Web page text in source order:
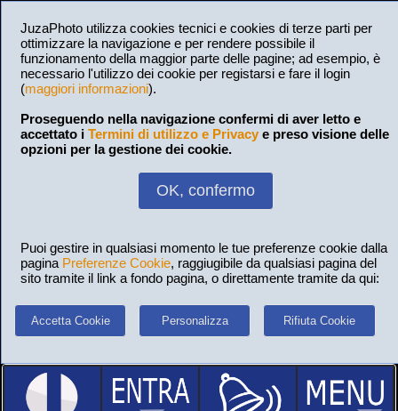
JuzaPhoto utilizza cookies tecnici e cookies di terze parti per
ottimizzare la navigazione e per rendere possibile il
funzionamento della maggior parte delle pagine; ad esempio, è
necessario l'utilizzo dei cookie per registarsi e fare il login
(maggiori informazioni).
Proseguendo nella navigazione confermi di aver letto e
accettato i Termini di utilizzo e Privacy e preso visione delle
opzioni per la gestione dei cookie.
OK, confermo
Puoi gestire in qualsiasi momento le tue preferenze cookie dalla
pagina Preferenze Cookie, raggiugibile da qualsiasi pagina del
sito tramite il link a fondo pagina, o direttamente tramite da qui:
Accetta Cookie Personalizza Rifiuta Cookie